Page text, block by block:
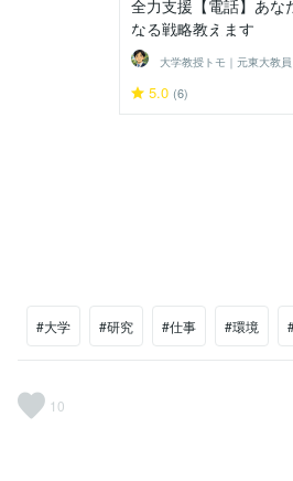
全力支援【電話】あな
なる戦略教えます
大学教授トモ｜元東大教員
5.0 (6)
#大学 #研究 #仕事 #環境
10